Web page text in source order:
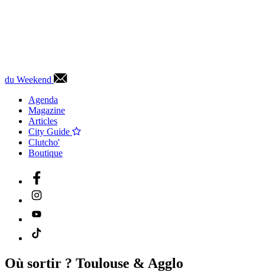
du Weekend
Agenda
Magazine
Articles
City Guide
Clutcho'
Boutique
Où sortir ? Toulouse & Agglo